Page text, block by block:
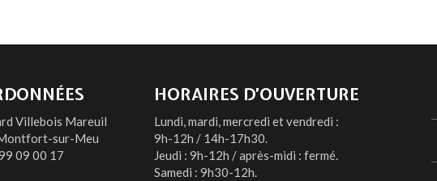
Villebois Mareuil
sur-Meu
09 00 17
HORAIRES D’OUVERTURE
Lundi, mardi, mercredi et vendredi :
9h-12h / 14h-17h30.
Jeudi : 9h-12h / après-midi : fermé.
Samedi : 9h30-12h.